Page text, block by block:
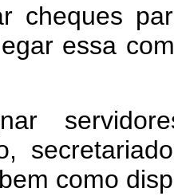
cheques
essa
como